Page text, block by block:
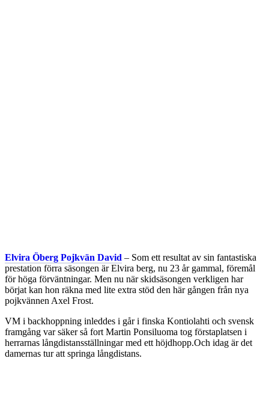
Elvira Öberg Pojkvän David – Som ett resultat av sin fantastiska
prestation förra säsongen är Elvira berg, nu 23 år gammal, föremål
för höga förväntningar. Men nu när skidsäsongen verkligen har
börjat kan hon räkna med lite extra stöd den här gången från nya
pojkvännen Axel Frost.
VM i backhoppning inleddes i går i finska Kontiolahti och svensk
framgång var säker så fort Martin Ponsiluoma tog förstaplatsen i
herrarnas långdistansställningar med ett höjdhopp.Och idag är det
damernas tur att springa långdistans.